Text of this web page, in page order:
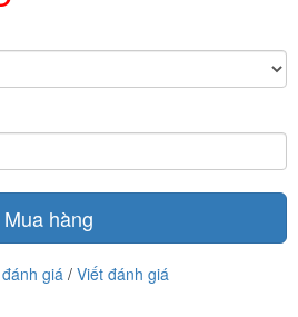
Mua hàng
giá / Viết đánh giá